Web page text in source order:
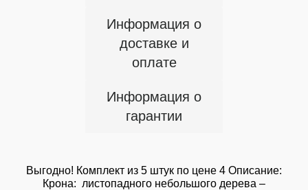
Информация о
доставке и
оплате
Информация о
гарантии
Выгодно! Комплект из 5 штук по цене 4 Описание:
Крона: листопадного небольшого дерева –